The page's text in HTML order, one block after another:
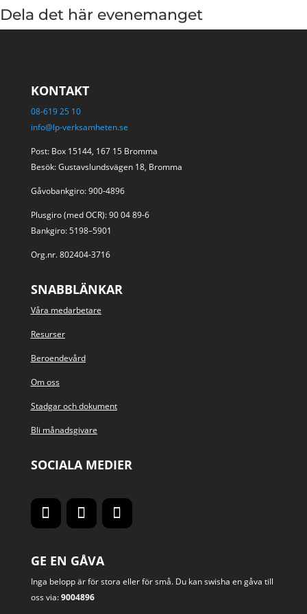
Dela det här evenemanget
KONTAKT
08-619 25 10
info@lp-verksamheten.se
Post: Box 15144, 167 15 Bromma
Besök: Gustavslundsvägen 18, Bromma
Gåvobankgiro: 900-4896
Plusgiro (med OCR): 90 04 89-6
Bankgiro: 5198–5901
Org.nr. 802404-3716
SNABBLÄNKAR
Våra medarbetare
Resurser
Beroendevård
Om oss
Stadgar och dokument
Bli månadsgivare
SOCIALA MEDIER
GE EN GÅVA
Inga belopp är för stora eller för små. Du kan swisha en gåva till
oss via:9004896